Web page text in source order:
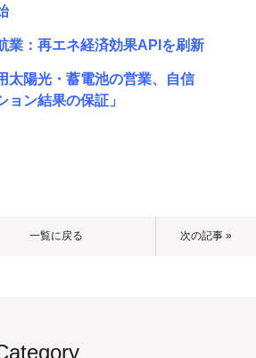
業：再エネ経済効果APIを刷新
太陽光・蓄電池の営業、自信
ン結果の保証」
一覧に戻る 次の記事 »